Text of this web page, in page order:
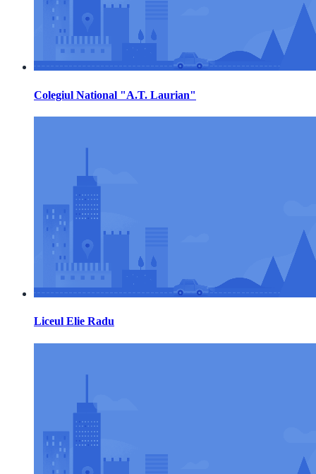
Colegiul National "A.T. Laurian"
Liceul Elie Radu